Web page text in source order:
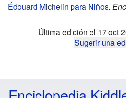
Édouard Michelin para Niños.
Última edición el 17 oct
Sugerir una